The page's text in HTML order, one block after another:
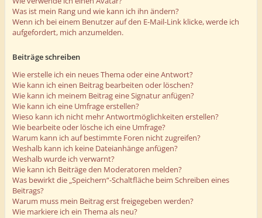
Was ist mein Rang und wie kann ich ihn ändern?
Wenn ich bei einem Benutzer auf den E-Mail-Link klicke, werde ich
aufgefordert, mich anzumelden.
Beiträge schreiben
Wie erstelle ich ein neues Thema oder eine Antwort?
Wie kann ich einen Beitrag bearbeiten oder löschen?
Wie kann ich meinem Beitrag eine Signatur anfügen?
Wie kann ich eine Umfrage erstellen?
Wieso kann ich nicht mehr Antwortmöglichkeiten erstellen?
Wie bearbeite oder lösche ich eine Umfrage?
Warum kann ich auf bestimmte Foren nicht zugreifen?
Weshalb kann ich keine Dateianhänge anfügen?
Weshalb wurde ich verwarnt?
Wie kann ich Beiträge den Moderatoren melden?
Was bewirkt die „Speichern“-Schaltfläche beim Schreiben eines
Beitrags?
Warum muss mein Beitrag erst freigegeben werden?
Wie markiere ich ein Thema als neu?